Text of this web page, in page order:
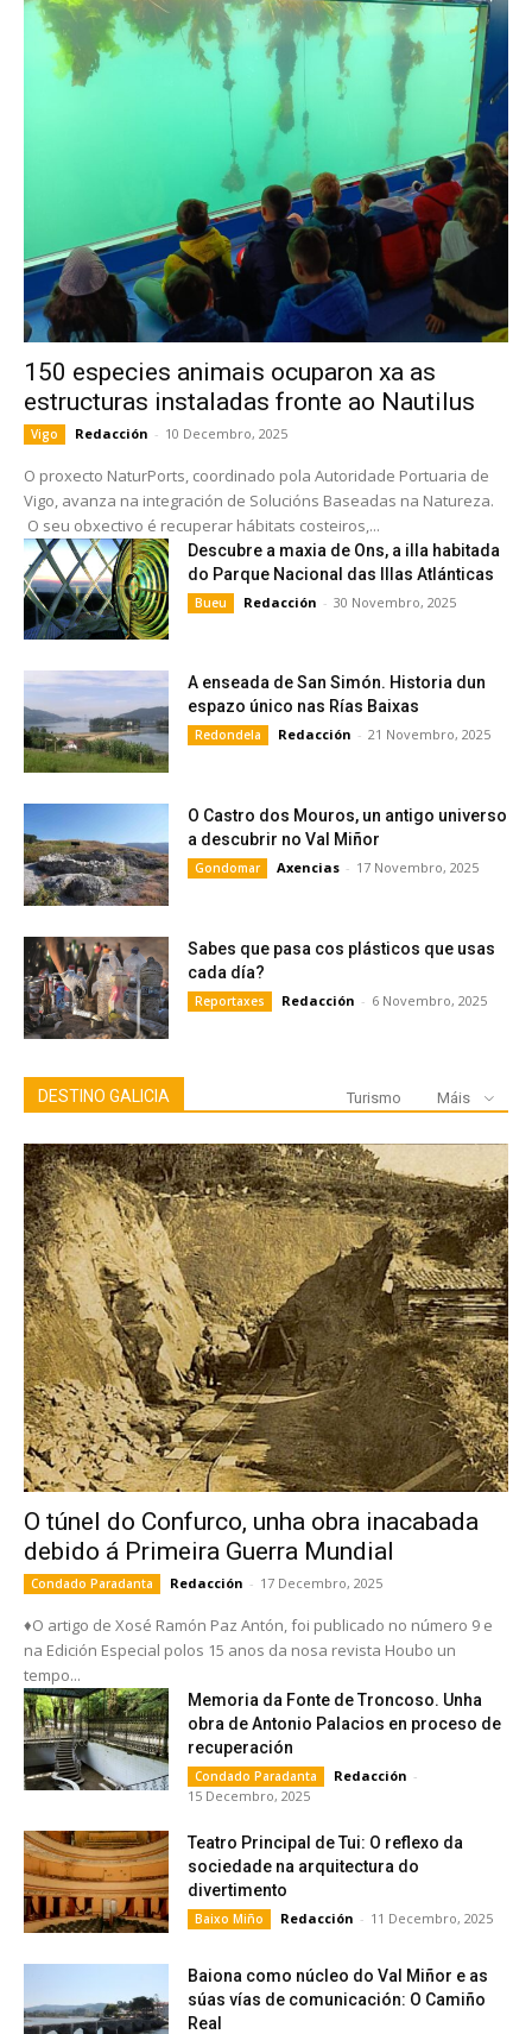
150 especies animais ocuparon xa as
estructuras instaladas fronte ao Nautilus
Vigo Redacción - 10 Decembro, 2025
O proxecto NaturPorts, coordinado pola Autoridade Portuaria de
Vigo, avanza na integración de Solucións Baseadas na Natureza.
O seu obxectivo é recuperar hábitats costeiros,...
Descubre a maxia de Ons, a illa habitada
do Parque Nacional das Illas Atlánticas
Bueu Redacción - 30 Novembro, 2025
A enseada de San Simón. Historia dun
espazo único nas Rías Baixas
Redondela Redacción - 21 Novembro, 2025
O Castro dos Mouros, un antigo universo
a descubrir no Val Miñor
Gondomar Axencias - 17 Novembro, 2025
Sabes que pasa cos plásticos que usas
cada día?
Reportaxes Redacción - 6 Novembro, 2025
DESTINO GALICIA Turismo Máis
O túnel do Confurco, unha obra inacabada
debido á Primeira Guerra Mundial
Condado Paradanta Redacción - 17 Decembro, 2025
♦O artigo de Xosé Ramón Paz Antón, foi publicado no número 9 e
na Edición Especial polos 15 anos da nosa revista Houbo un
tempo...
Memoria da Fonte de Troncoso. Unha
obra de Antonio Palacios en proceso de
recuperación
Condado Paradanta Redacción -
15 Decembro, 2025
Teatro Principal de Tui: O reflexo da
sociedade na arquitectura do
divertimento
Baixo Miño Redacción - 11 Decembro, 2025
Baiona como núcleo do Val Miñor e as
súas vías de comunicación: O Camiño
Real